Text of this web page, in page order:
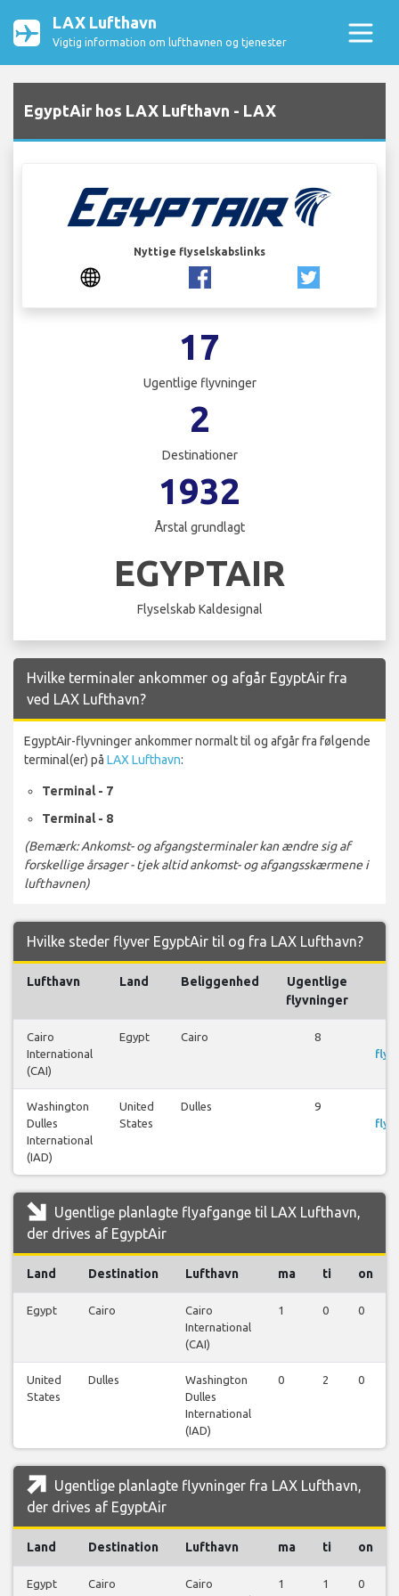
LAX Lufthavn
Vigtig information om lufthavnen og tjenester
EgyptAir hos LAX Lufthavn - LAX
Nyttige flyselskabslinks
17
Ugentlige flyvninger
2
Destinationer
1932
Årstal grundlagt
EGYPTAIR
Flyselskab Kaldesignal
Hvilke terminaler ankommer og afgår EgyptAir fra
ved LAX Lufthavn?
EgyptAir-flyvninger ankommer normalt til og afgår fra følgende
terminal(er) på LAX Lufthavn:
Terminal - 7
Terminal - 8
(Bemærk: Ankomst- og afgangsterminaler kan ændre sig af
forskellige årsager - tjek altid ankomst- og afgangsskærmene i
lufthavnen)
Hvilke steder flyver EgyptAir til og fra LAX Lufthavn?
Lufthavn Land Beliggenhed
Ugentlige
flyvninger
Cairo
International
(CAI)
Egypt Cairo 8
Washington
Dulles
International
(IAD)
United
States
Dulles 9
Ugentlige planlagte flyafgange til LAX Lufthavn,
der drives af EgyptAir
Land Destination Lufthavn ma ti on
Egypt Cairo
Cairo
International
(CAI)
1 0 0
United
States
Dulles
Washington
Dulles
International
(IAD)
0 2 0
Ugentlige planlagte flyvninger fra LAX Lufthavn,
der drives af EgyptAir
Land Destination Lufthavn ma ti on
Egypt Cairo
Cairo
1 1 0